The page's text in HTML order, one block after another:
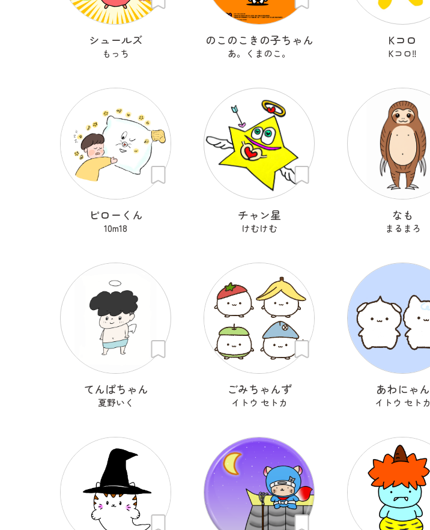
シュールズ
もっち
のこのこきの子ちゃん
あ。くまのこ。
Kコロ
Kコロ‼︎
ピローくん
10m18
チャン星
けむけむ
なも
まるまろ
てんぱちゃん
夏野いく
ごみちゃんず
イトウ セトカ
あわにゃん
イトウ セトカ